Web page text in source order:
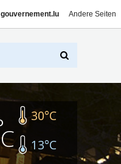
gouvernement.lu Andere Seiten
30°C
13°C